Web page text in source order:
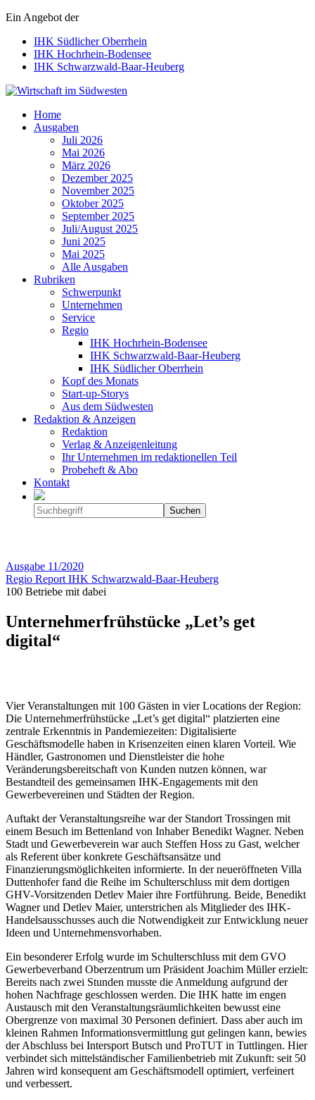
Ein Angebot der
IHK Südlicher Oberrhein
IHK Hochrhein-Bodensee
IHK Schwarzwald-Baar-Heuberg
Wirtschaft im Südwesten
Home
Ausgaben
Juli 2026
Mai 2026
März 2026
Dezember 2025
November 2025
Oktober 2025
September 2025
Juli/August 2025
Juni 2025
Mai 2025
Alle Ausgaben
Rubriken
Schwerpunkt
Unternehmen
Service
Regio
IHK Hochrhein-Bodensee
IHK Schwarzwald-Baar-Heuberg
IHK Südlicher Oberrhein
Kopf des Monats
Start-up-Storys
Aus dem Südwesten
Redaktion & Anzeigen
Redaktion
Verlag & Anzeigenleitung
Ihr Unternehmen im redaktionellen Teil
Probeheft & Abo
Kontakt
Ausgabe 11/2020
Regio Report IHK Schwarzwald-Baar-Heuberg
100 Betriebe mit dabei
Unternehmerfrühstücke­ „Let’s get
digital“
Vier Veranstaltungen mit 100 Gästen in vier Locations der Region:
Die Unternehmerfrühstücke „Let’s get digital“ platzierten eine
zentrale Erkenntnis in Pandemiezeiten: Digitalisierte
Geschäftsmodelle haben in Krisenzeiten einen klaren Vorteil. Wie
Händler, Gastronomen und Dienstleister die hohe
Veränderungsbereitschaft von Kunden nutzen können, war
Bestandteil des gemeinsamen IHK-Engagements mit den
Gewerbevereinen und Städten der Region.
Auftakt der Veranstaltungsreihe war der Standort Trossingen mit
einem Besuch im Bettenland von Inhaber Benedikt Wagner. Neben
Stadt und Gewerbeverein war auch Steffen Hoss zu Gast, welcher
als Referent über konkrete Geschäftsansätze und
Finanzierungsmöglichkeiten informierte. In der neueröffneten Villa
Duttenhofer fand die Reihe im Schulterschluss mit dem dortigen
GHV-Vorsitzenden Detlev Maier ihre Fortführung. Beide, Benedikt
Wagner und Detlev Maier, unterstrichen als Mitglieder des IHK-
Handelsausschusses auch die Notwendigkeit zur Entwicklung neuer
Ideen und Unternehmensvorhaben.
Ein besonderer Erfolg wurde im Schulterschluss mit dem GVO
Gewerbeverband Oberzentrum um Präsident Joachim Müller erzielt:
Bereits nach zwei Stunden musste die Anmeldung aufgrund der
hohen Nachfrage geschlossen werden. Die IHK hatte im engen
Austausch mit den Veranstaltungsräumlichkeiten bewusst eine
Obergrenze von maximal 30 Personen definiert. Dass aber auch im
kleinen Rahmen Informationsvermittlung gut gelingen kann, bewies
der Abschluss bei Intersport Butsch und ProTUT in Tuttlingen. Hier
verbindet sich mittelständischer Familienbetrieb mit Zukunft: seit 50
Jahren wird konsequent am Geschäftsmodell optimiert, verfeinert
und verbessert.